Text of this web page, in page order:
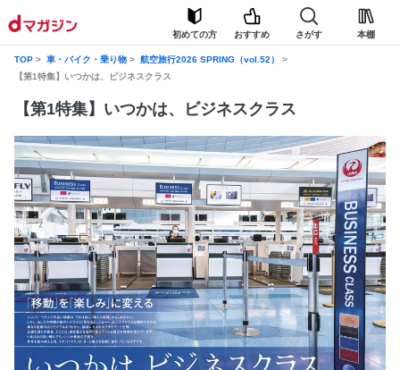
初めての方 おすすめ さがす 本棚
TOP 車・バイク・乗り物
航空旅行2026 SPRING（vol.52）
【第1特集】いつかは、ビジネスクラス
【第1特集】いつかは、ビジネスクラス